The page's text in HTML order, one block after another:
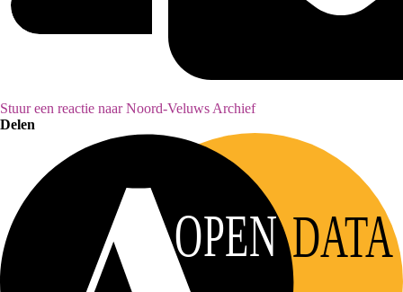
Stuur een reactie naar Noord-Veluws Archief
Delen
OPEN DATA